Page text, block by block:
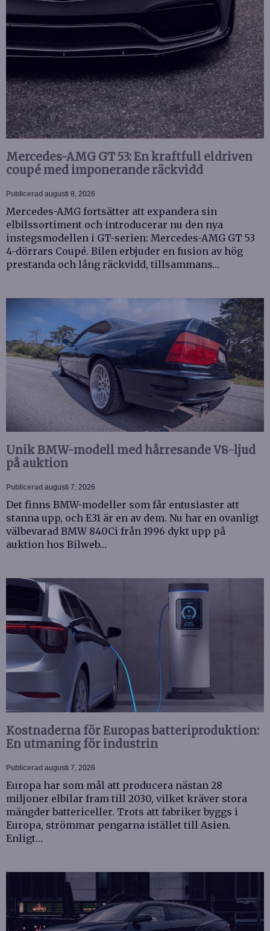
Mercedes-AMG GT 53: En kraftfull eldriven
coupé med imponerande räckvidd
Publicerad augusti 8, 2026
Mercedes-AMG fortsätter att expandera sin
elbilssortiment och introducerar nu den nya
instegsmodellen i GT-serien: Mercedes-AMG GT 53
4-dörrars Coupé. Bilen erbjuder en fusion av hög
prestanda och lång räckvidd, tillsammans…
Unik BMW-modell med hårresande V8-ljud
på auktion
Publicerad augusti 7, 2026
Det finns BMW-modeller som får entusiaster att
stanna upp, och E31 är en av dem. Nu har en ovanligt
välbevarad BMW 840Ci från 1996 dykt upp på
auktion hos Bilweb…
Kostnaderna för Europas batteriproduktion:
En utmaning för industrin
Publicerad augusti 7, 2026
Europa har som mål att producera nästan 28
miljoner elbilar fram till 2030, vilket kräver stora
mängder battericeller. Trots att fabriker byggs i
Europa, strömmar pengarna istället till Asien.
Enligt…